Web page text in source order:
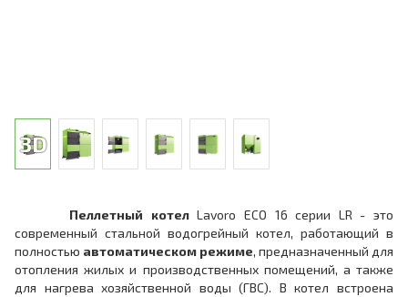
Пеллетный котелLavoro ECO 16 серии LR - это
современный стальной водогрейный котел, работающий в
полностью автоматическом режиме, предназначенный для
отопления жилых и производственных помещений, а также
для нагрева хозяйственной воды (ГВС). В котел встроена